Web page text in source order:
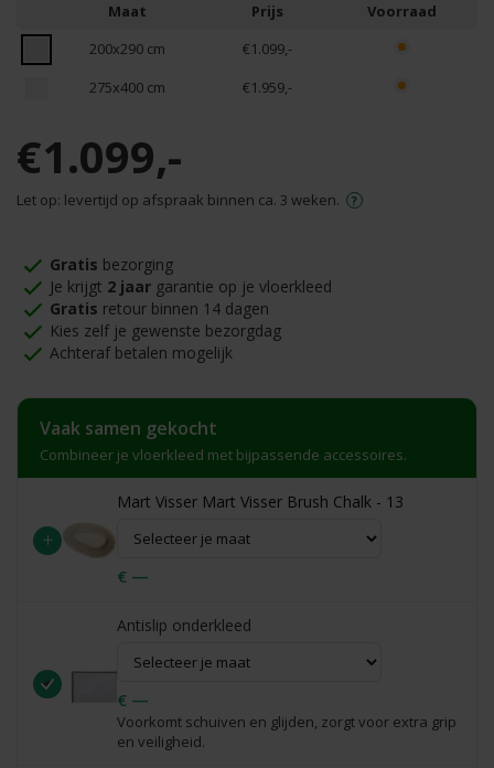
Maat Prijs
Voorraad
200x290 cm
€1.099,-
275x400 cm
€1.959,-
€1.099,-
Let op: levertijd op afspraak binnen ca. 3 weken.
Gratis bezorging
Je krijgt 2 jaar garantie op je vloerkleed
Gratis retour binnen 14 dagen
Kies zelf je gewenste bezorgdag
Achteraf betalen mogelijk
Vaak samen gekocht
Combineer je vloerkleed met bijpassende accessoires.
+
Mart Visser Mart Visser Brush Chalk - 13
€ —
Antislip onderkleed
€ —
Voorkomt schuiven en glijden, zorgt voor extra grip
en veiligheid.